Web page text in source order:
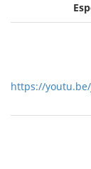
https://